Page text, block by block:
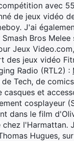
avec
de jeux vidéo
J'ai
Bros Melee
Jeux
des jeux vidéo
Radio (RTL2) :
Tech, de
et
cosplayeur
dans le film
l'Harmattan.
Hugues,